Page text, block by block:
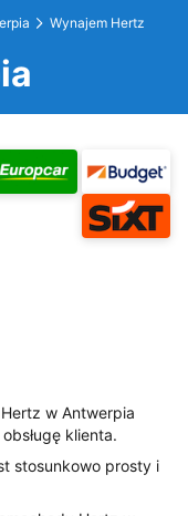
Wynajem Hertz
w Antwerpia
klienta.
stosunkowo prosty i